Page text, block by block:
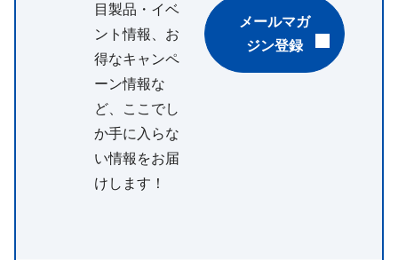
目製品・イベ
ント情報、お
得なキャンペ
ーン情報な
ど、ここでし
か手に入らな
い情報をお届
けします！
メールマガ
ジン登録